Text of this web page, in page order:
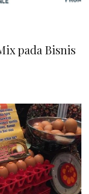
pada Bisnis